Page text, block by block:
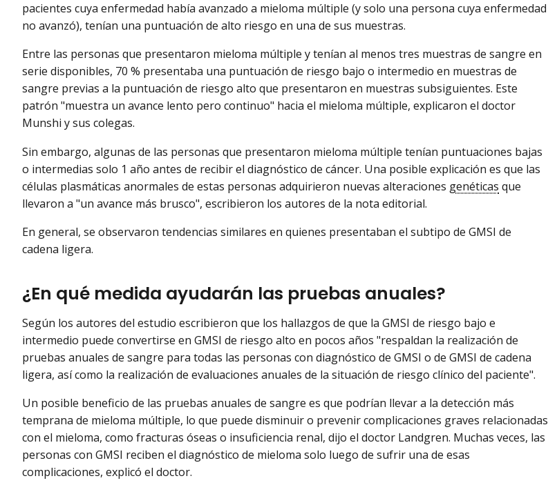
pacientes cuya enfermedad había avanzado a mieloma múltiple (y solo una persona cuya enfermedad
no avanzó), tenían una puntuación de alto riesgo en una de sus muestras.
Entre las personas que presentaron mieloma múltiple y tenían al menos tres muestras de sangre en
serie disponibles, 70 % presentaba una puntuación de riesgo bajo o intermedio en muestras de
sangre previas a la puntuación de riesgo alto que presentaron en muestras subsiguientes. Este
patrón "muestra un avance lento pero continuo" hacia el mieloma múltiple, explicaron el doctor
Munshi y sus colegas.
Sin embargo, algunas de las personas que presentaron mieloma múltiple tenían puntuaciones bajas
o intermedias solo 1 año antes de recibir el diagnóstico de cáncer. Una posible explicación es que las
células plasmáticas anormales de estas personas adquirieron nuevas alteraciones genéticas que
llevaron a "un avance más brusco", escribieron los autores de la nota editorial.
En general, se observaron tendencias similares en quienes presentaban el subtipo de GMSI de
cadena ligera.
¿En qué medida ayudarán las pruebas anuales?
Según los autores del estudio escribieron que los hallazgos de que la GMSI de riesgo bajo e
intermedio puede convertirse en GMSI de riesgo alto en pocos años "respaldan la realización de
pruebas anuales de sangre para todas las personas con diagnóstico de GMSI o de GMSI de cadena
ligera, así como la realización de evaluaciones anuales de la situación de riesgo clínico del paciente".
Un posible beneficio de las pruebas anuales de sangre es que podrían llevar a la detección más
temprana de mieloma múltiple, lo que puede disminuir o prevenir complicaciones graves relacionadas
con el mieloma, como fracturas óseas o insuficiencia renal, dijo el doctor Landgren. Muchas veces, las
personas con GMSI reciben el diagnóstico de mieloma solo luego de sufrir una de esas
complicaciones, explicó el doctor.